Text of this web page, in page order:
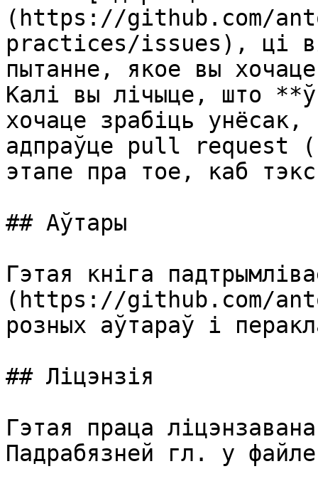
(https://github.com/
practices/issues), ці
пытанне, якое вы
Калі вы лічыце, што
хочаце зрабіць унёсак,
адпраўце pull request
этапе пра тое, каб
## Аўтары
Гэтая кніга
(https://github.com/
розных аўтараў і
## Ліцэнзія
Гэтая праца
Падрабязней гл. у